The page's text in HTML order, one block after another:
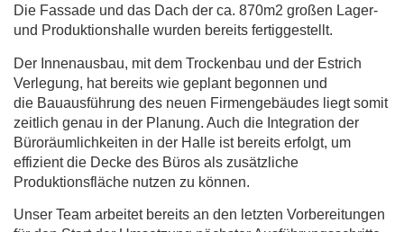
Die Fassade und das Dach der ca. 870m2 großen Lager-
und Produktionshalle wurden bereits fertiggestellt.
Der Innenausbau, mit dem Trockenbau und der Estrich
Verlegung, hat bereits wie geplant begonnen und
die Bauausführung des neuen Firmengebäudes liegt somit
zeitlich genau in der Planung. Auch die Integration der
Büroräumlichkeiten in der Halle ist bereits erfolgt, um
effizient die Decke des Büros als zusätzliche
Produktionsfläche nutzen zu können.
Unser Team arbeitet bereits an den letzten Vorbereitungen